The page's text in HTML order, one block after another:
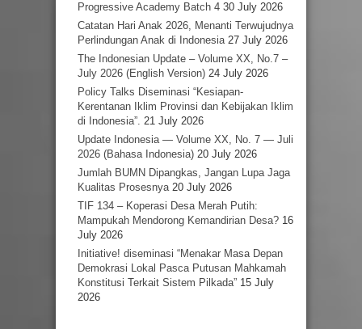
Progressive Academy Batch 4 30 July 2026
Catatan Hari Anak 2026, Menanti Terwujudnya
Perlindungan Anak di Indonesia 27 July 2026
The Indonesian Update – Volume XX, No.7 –
July 2026 (English Version) 24 July 2026
Policy Talks Diseminasi “Kesiapan-
Kerentanan Iklim Provinsi dan Kebijakan Iklim
di Indonesia”. 21 July 2026
Update Indonesia — Volume XX, No. 7 — Juli
2026 (Bahasa Indonesia) 20 July 2026
Jumlah BUMN Dipangkas, Jangan Lupa Jaga
Kualitas Prosesnya 20 July 2026
TIF 134 – Koperasi Desa Merah Putih:
Mampukah Mendorong Kemandirian Desa? 16
July 2026
Initiative! diseminasi “Menakar Masa Depan
Demokrasi Lokal Pasca Putusan Mahkamah
Konstitusi Terkait Sistem Pilkada” 15 July
2026